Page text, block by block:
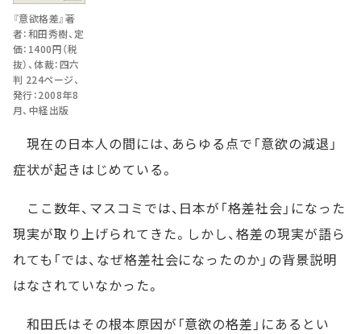
『意欲格差』著
者：和田秀樹、定
価：1400円（税
抜）、体裁：四六
判 224ページ、
発行：2008年8
月、中経出版
現在の日本人の間には、あらゆる点で「意欲の減退」
症状が起きはじめている。
ここ数年、マスコミでは、日本が「格差社会」になった
現実が取り上げられてきた。しかし、格差の現実が語ら
れても「では、なぜ格差社会になったのか」の背景説明
はなされていなかった。
和田氏はその根本原因が「意欲の格差」にあるとい